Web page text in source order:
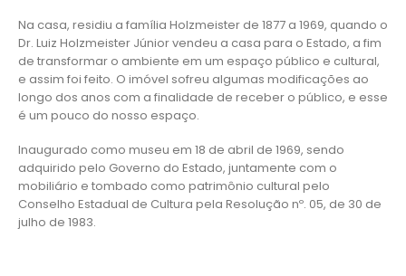
Na casa, residiu a família Holzmeister de 1877 a 1969, quando o
Dr. Luiz Holzmeister Júnior vendeu a casa para o Estado, a fim
de transformar o ambiente em um espaço público e cultural,
e assim foi feito. O imóvel sofreu algumas modificações ao
longo dos anos com a finalidade de receber o público, e esse
é um pouco do nosso espaço.
Inaugurado como museu em 18 de abril de 1969, sendo
adquirido pelo Governo do Estado, juntamente com o
mobiliário e tombado como patrimônio cultural pelo
Conselho Estadual de Cultura pela Resolução nº. 05, de 30 de
julho de 1983.